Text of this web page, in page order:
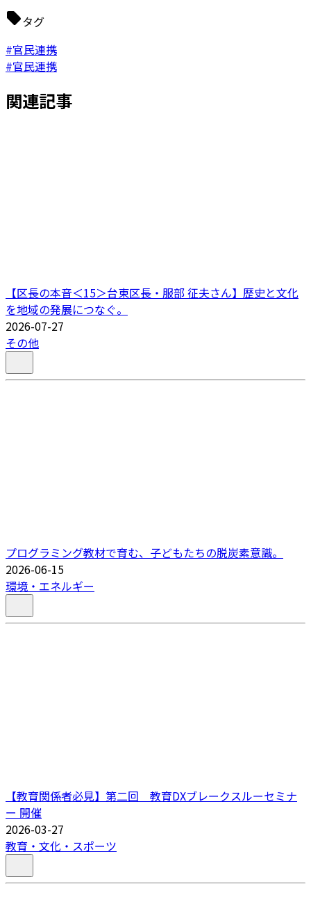
タグ
#官民連携
#官民連携
関連記事
【区長の本音＜15＞台東区長・服部 征夫さん】歴史と文化
を地域の発展につなぐ。
2026-07-27
その他
プログラミング教材で育む、子どもたちの脱炭素意識。
2026-06-15
環境・エネルギー
【教育関係者必見】第二回 教育DXブレークスルーセミナ
ー 開催
2026-03-27
教育・文化・スポーツ